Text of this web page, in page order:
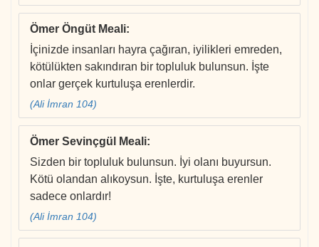
Ömer Öngüt Meali:
İçinizde insanları hayra çağıran, iyilikleri emreden,
kötülükten sakındıran bir topluluk bulunsun. İşte
onlar gerçek kurtuluşa erenlerdir.
(Ali İmran 104)
Ömer Sevinçgül Meali:
Sizden bir topluluk bulunsun. İyi olanı buyursun.
Kötü olandan alıkoysun. İşte, kurtuluşa erenler
sadece onlardır!
(Ali İmran 104)